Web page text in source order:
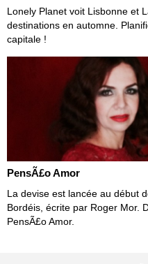
Lonely Planet voit Lisbonne et
destinations en automne.
capitale !
PensÃ£o Amor
La devise est lancée au début
Bordéis, écrite par Roger Mor.
PensÃ£o Amor.